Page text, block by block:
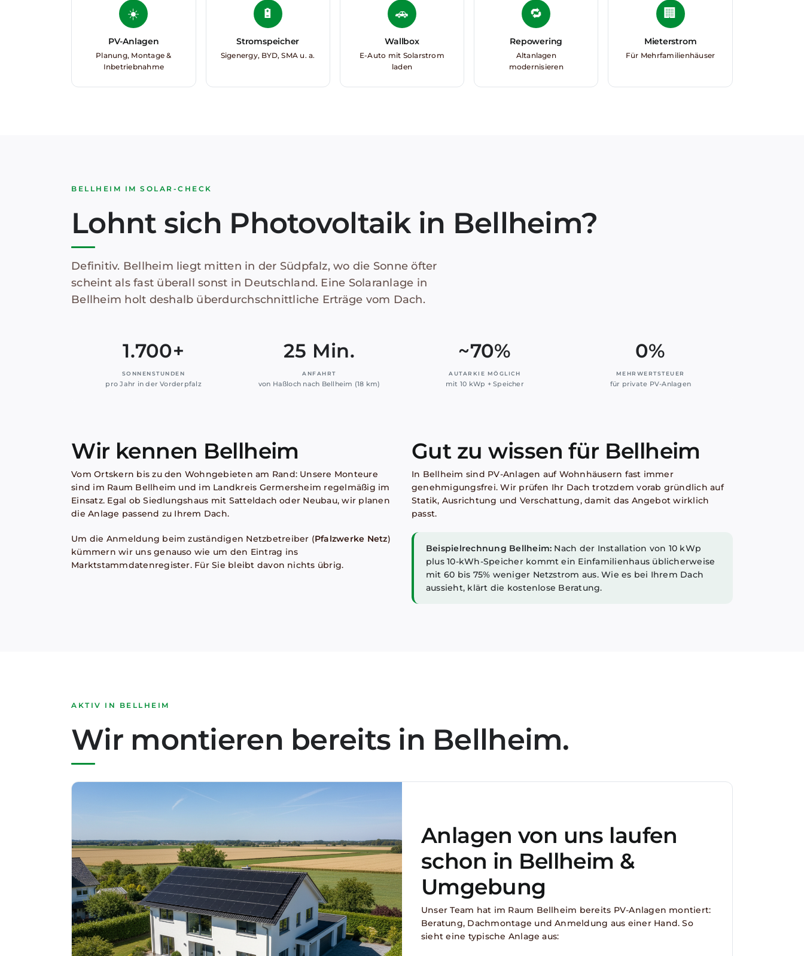
☀️
PV-Anlagen
Planung, Montage &
Inbetriebnahme
🔋
Stromspeicher
Sigenergy, BYD, SMA u. a.
🚗
Wallbox
E-Auto mit Solarstrom
laden
🔁
Repowering
Altanlagen
modernisieren
🏢
Mieterstrom
Für Mehrfamilienhäuser
BELLHEIM IM SOLAR-CHECK
Lohnt sich Photovoltaik in Bellheim?
Definitiv. Bellheim liegt mitten in der Südpfalz, wo die Sonne öfter
scheint als fast überall sonst in Deutschland. Eine Solaranlage in
Bellheim holt deshalb überdurchschnittliche Erträge vom Dach.
1.700+
SONNENSTUNDEN
pro Jahr in der Vorderpfalz
25 Min.
ANFAHRT
von Haßloch nach Bellheim (18 km)
~70%
AUTARKIE MÖGLICH
mit 10 kWp + Speicher
0%
MEHRWERTSTEUER
für private PV-Anlagen
Wir kennen Bellheim
Vom Ortskern bis zu den Wohngebieten am Rand: Unsere Monteure
sind im Raum Bellheim und im Landkreis Germersheim regelmäßig im
Einsatz. Egal ob Siedlungshaus mit Satteldach oder Neubau, wir planen
die Anlage passend zu Ihrem Dach.
Um die Anmeldung beim zuständigen Netzbetreiber (Pfalzwerke Netz)
kümmern wir uns genauso wie um den Eintrag ins
Marktstammdatenregister. Für Sie bleibt davon nichts übrig.
Gut zu wissen für Bellheim
In Bellheim sind PV-Anlagen auf Wohnhäusern fast immer
genehmigungsfrei. Wir prüfen Ihr Dach trotzdem vorab gründlich auf
Statik, Ausrichtung und Verschattung, damit das Angebot wirklich
passt.
Beispielrechnung Bellheim: Nach der Installation von 10 kWp
plus 10-kWh-Speicher kommt ein Einfamilienhaus üblicherweise
mit 60 bis 75% weniger Netzstrom aus. Wie es bei Ihrem Dach
aussieht, klärt die kostenlose Beratung.
AKTIV IN BELLHEIM
Wir montieren bereits in Bellheim.
Anlagen von uns laufen
schon in Bellheim &
Umgebung
Unser Team hat im Raum Bellheim bereits PV-Anlagen montiert:
Beratung, Dachmontage und Anmeldung aus einer Hand. So
sieht eine typische Anlage aus: